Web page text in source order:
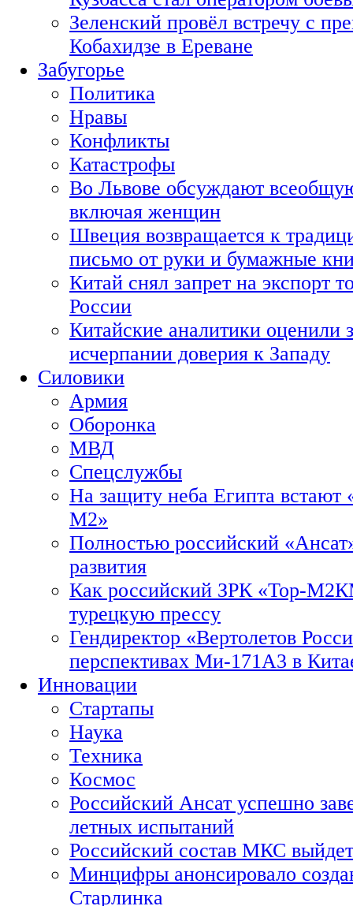
Зеленский провёл встречу с
Кобахидзе в Ереване
Забугорье
Политика
Нравы
Конфликты
Катастрофы
Во Львове обсуждают
включая женщин
Швеция возвращается к
письмо от руки и бумажные
Китай снял запрет на экспорт
России
Китайские аналитики оценили
исчерпании доверия к Западу
Силовики
Армия
Оборонка
МВД
Спецслужбы
На защиту неба Египта встают
М2»
Полностью российский
развития
Как российский ЗРК «Тор-
турецкую прессу
Гендиректор «Вертолетов
перспективах Ми-171А3 в
Инновации
Стартапы
Наука
Техника
Космос
Российский Ансат успешно
летных испытаний
Российский состав МКС
Минцифры анонсировало
Старлинка